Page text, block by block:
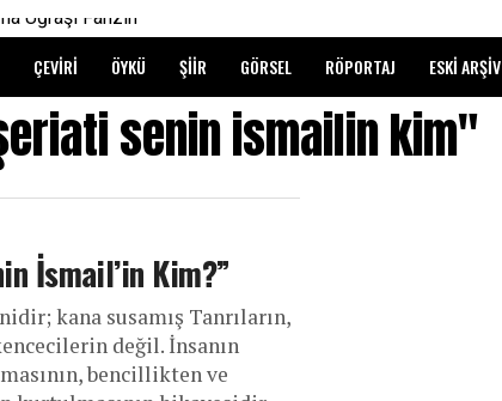
ÇEVIRI ÖYKÜ ŞIIR GÖRSEL RÖPORTAJ ESKI ARŞIV
senin ismailin kim"
İsmail’in Kim?”
kana susamış Tanrıların,
değil. İnsanın
bencillikten ve